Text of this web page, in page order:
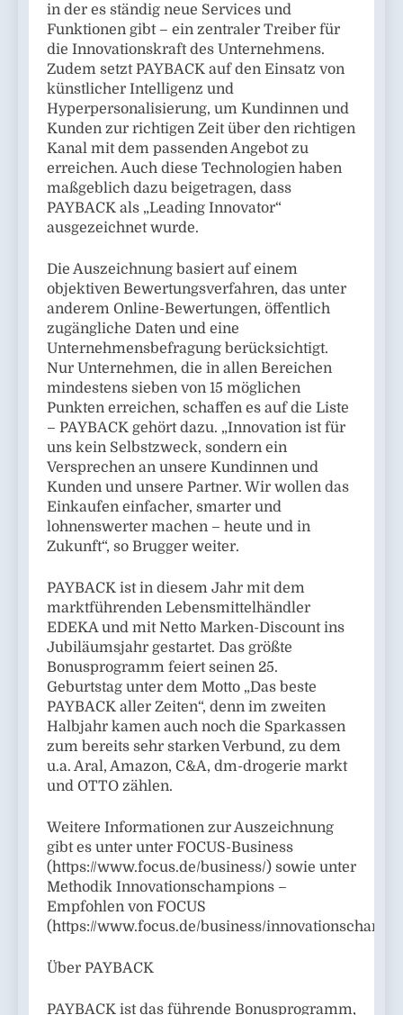
in der es ständig neue Services und
Funktionen gibt – ein zentraler Treiber für
die Innovationskraft des Unternehmens.
Zudem setzt PAYBACK auf den Einsatz von
künstlicher Intelligenz und
Hyperpersonalisierung, um Kundinnen und
Kunden zur richtigen Zeit über den richtigen
Kanal mit dem passenden Angebot zu
erreichen. Auch diese Technologien haben
maßgeblich dazu beigetragen, dass
PAYBACK als „Leading Innovator“
ausgezeichnet wurde.
Die Auszeichnung basiert auf einem
objektiven Bewertungsverfahren, das unter
anderem Online-Bewertungen, öffentlich
zugängliche Daten und eine
Unternehmensbefragung berücksichtigt.
Nur Unternehmen, die in allen Bereichen
mindestens sieben von 15 möglichen
Punkten erreichen, schaffen es auf die Liste
– PAYBACK gehört dazu. „Innovation ist für
uns kein Selbstzweck, sondern ein
Versprechen an unsere Kundinnen und
Kunden und unsere Partner. Wir wollen das
Einkaufen einfacher, smarter und
lohnenswerter machen – heute und in
Zukunft“, so Brugger weiter.
PAYBACK ist in diesem Jahr mit dem
marktführenden Lebensmittelhändler
EDEKA und mit Netto Marken-Discount ins
Jubiläumsjahr gestartet. Das größte
Bonusprogramm feiert seinen 25.
Geburtstag unter dem Motto „Das beste
PAYBACK aller Zeiten“, denn im zweiten
Halbjahr kamen auch noch die Sparkassen
zum bereits sehr starken Verbund, zu dem
u.a. Aral, Amazon, C&A, dm-drogerie markt
und OTTO zählen.
Weitere Informationen zur Auszeichnung
gibt es unter unter FOCUS-Business
(https://www.focus.de/business/) sowie unter
Methodik Innovationschampions –
Empfohlen von FOCUS
(https://www.focus.de/business/
Über PAYBACK
PAYBACK ist das führende Bonusprogramm,